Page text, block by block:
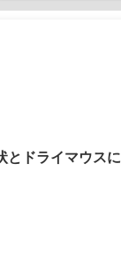
とドライマウスに